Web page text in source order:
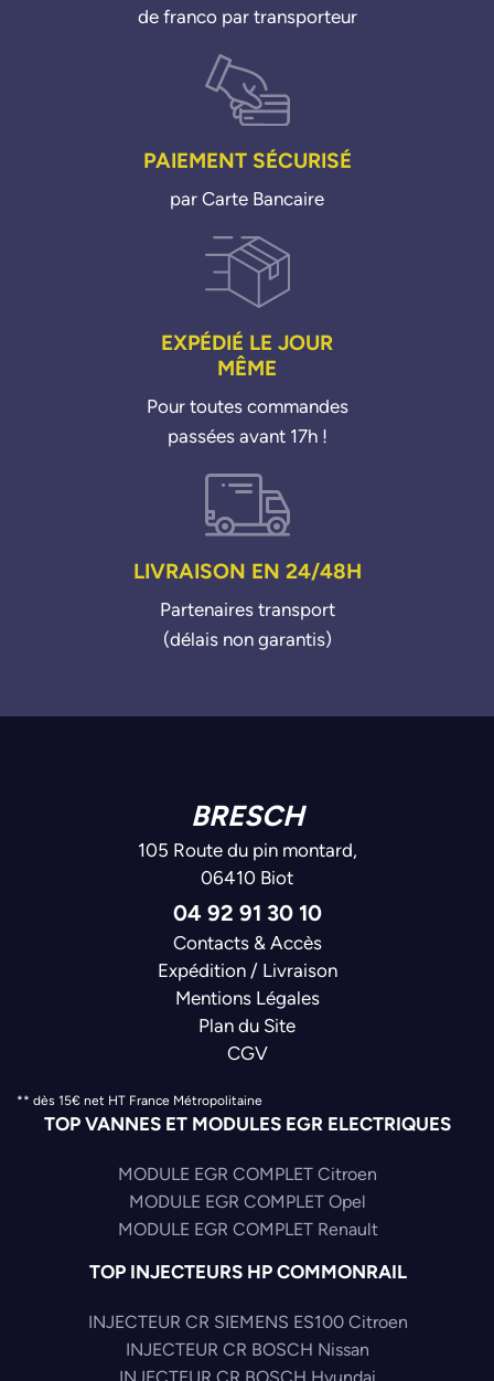
de franco par transporteur
PAIEMENT SÉCURISÉ
par Carte Bancaire
EXPÉDIÉ LE JOUR
MÊME
Pour toutes commandes
passées avant 17h !
LIVRAISON EN 24/48H
Partenaires transport
(délais non garantis)
BRESCH
105 Route du pin montard,
06410 Biot
04 92 91 30 10
Contacts & Accès
Expédition / Livraison
Mentions Légales
Plan du Site
CGV
** dès 15€ net HT France Métropolitaine
TOP VANNES ET MODULES EGR ELECTRIQUES
MODULE EGR COMPLET Citroen
MODULE EGR COMPLET Opel
MODULE EGR COMPLET Renault
TOP INJECTEURS HP COMMONRAIL
INJECTEUR CR SIEMENS ES100 Citroen
INJECTEUR CR BOSCH Nissan
INJECTEUR CR BOSCH Hyundai